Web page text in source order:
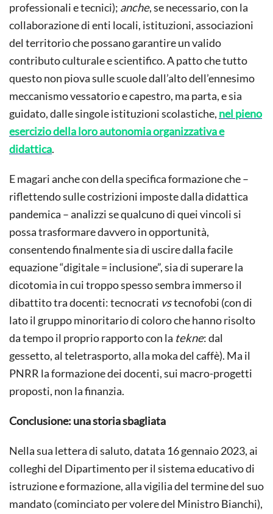
professionali e tecnici); anche, se necessario, con la
collaborazione di enti locali, istituzioni, associazioni
del territorio che possano garantire un valido
contributo culturale e scientifico. A patto che tutto
questo non piova sulle scuole dall’alto dell’ennesimo
meccanismo vessatorio e capestro, ma parta, e sia
guidato, dalle singole istituzioni scolastiche, nel pieno
esercizio della loro autonomia organizzativa e
didattica.
E magari anche con della specifica formazione che –
riflettendo sulle costrizioni imposte dalla didattica
pandemica – analizzi se qualcuno di quei vincoli si
possa trasformare davvero in opportunità,
consentendo finalmente sia di uscire dalla facile
equazione “digitale = inclusione”, sia di superare la
dicotomia in cui troppo spesso sembra immerso il
dibattito tra docenti: tecnocrati vstecnofobi (con di
lato il gruppo minoritario di coloro che hanno risolto
da tempo il proprio rapporto con la tekne: dal
gessetto, al teletrasporto, alla moka del caffè). Ma il
PNRR la formazione dei docenti, sui macro-progetti
proposti, non la finanzia.
Conclusione: una storia sbagliata
Nella sua lettera di saluto, datata 16 gennaio 2023, ai
colleghi del Dipartimento per il sistema educativo di
istruzione e formazione, alla vigilia del termine del suo
mandato (cominciato per volere del Ministro Bianchi),